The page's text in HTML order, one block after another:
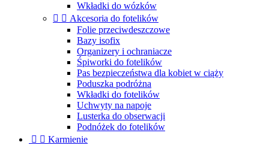
Wkładki do wózków
  Akcesoria do fotelików
Folie przeciwdeszczowe
Bazy isofix
Organizery i ochraniacze
Śpiworki do fotelików
Pas bezpieczeństwa dla kobiet w ciąży
Poduszka podróżna
Wkładki do fotelików
Uchwyty na napoje
Lusterka do obserwacji
Podnóżek do fotelików
  Karmienie